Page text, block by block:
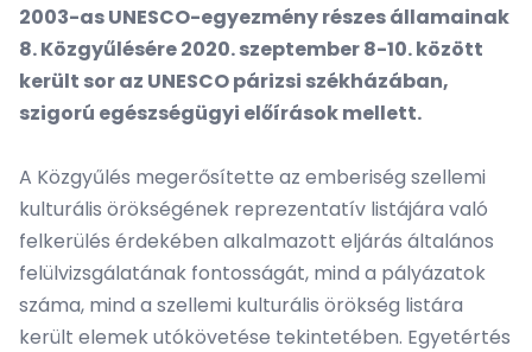
2003-as UNESCO-egyezmény részes államainak
8. Közgyűlésére 2020. szeptember 8-10. között
került sor az UNESCO párizsi székházában,
szigorú egészségügyi előírások mellett.
A Közgyűlés megerősítette az emberiség szellemi
kulturális örökségének reprezentatív listájára való
felkerülés érdekében alkalmazott eljárás általános
felülvizsgálatának fontosságát, mind a pályázatok
száma, mind a szellemi kulturális örökség listára
került elemek utókövetése tekintetében. Egyetértés